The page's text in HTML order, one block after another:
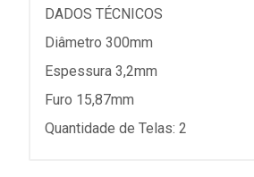
DADOS TÉCNICOS
Diâmetro 300mm
Espessura 3,2mm
Furo 15,87mm
Quantidade de Telas: 2